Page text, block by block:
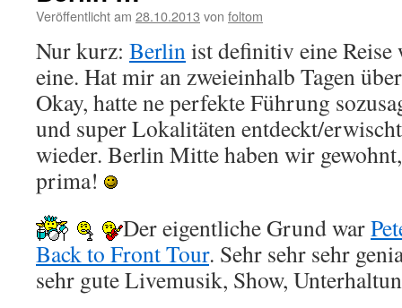
Veröffentlicht am 28.10.2013 von foltom
Nur kurz: Berlinist definitiv eine
eine. Hat mir an zweieinhalb Tagen
Okay, hatte ne perfekte Führung
und super Lokalitäten entdeckt/
wieder. Berlin Mitte haben wir
prima!
Der eigentliche Grund war
Back to Front Tour. Sehr sehr sehr
sehr gute Livemusik, Show,